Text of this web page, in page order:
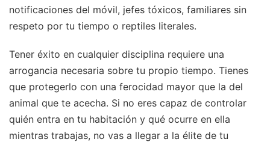
notificaciones del móvil, jefes tóxicos, familiares sin
respeto por tu tiempo o reptiles literales.
Tener éxito en cualquier disciplina requiere una
arrogancia necesaria sobre tu propio tiempo. Tienes
que protegerlo con una ferocidad mayor que la del
animal que te acecha. Si no eres capaz de controlar
quién entra en tu habitación y qué ocurre en ella
mientras trabajas, no vas a llegar a la élite de tu